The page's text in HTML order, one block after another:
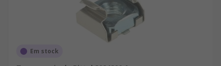
Em stock